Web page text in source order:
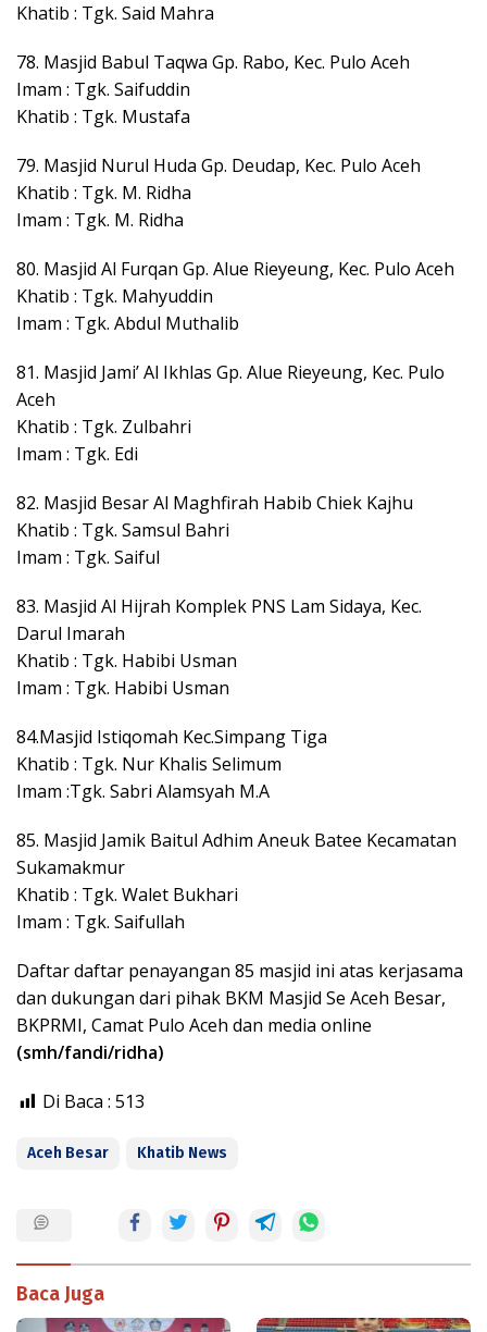
Khatib : Tgk. Said Mahra
78. Masjid Babul Taqwa Gp. Rabo, Kec. Pulo Aceh
Imam : Tgk. Saifuddin
Khatib : Tgk. Mustafa
79. Masjid Nurul Huda Gp. Deudap, Kec. Pulo Aceh
Khatib : Tgk. M. Ridha
Imam : Tgk. M. Ridha
80. Masjid Al Furqan Gp. Alue Rieyeung, Kec. Pulo Aceh
Khatib : Tgk. Mahyuddin
Imam : Tgk. Abdul Muthalib
81. Masjid Jami’ Al Ikhlas Gp. Alue Rieyeung, Kec. Pulo
Aceh
Khatib : Tgk. Zulbahri
Imam : Tgk. Edi
82. Masjid Besar Al Maghfirah Habib Chiek Kajhu
Khatib : Tgk. Samsul Bahri
Imam : Tgk. Saiful
83. Masjid Al Hijrah Komplek PNS Lam Sidaya, Kec.
Darul Imarah
Khatib : Tgk. Habibi Usman
Imam : Tgk. Habibi Usman
84.Masjid Istiqomah Kec.Simpang Tiga
Khatib : Tgk. Nur Khalis Selimum
Imam :Tgk. Sabri Alamsyah M.A
85. Masjid Jamik Baitul Adhim Aneuk Batee Kecamatan
Sukamakmur
Khatib : Tgk. Walet Bukhari
Imam : Tgk. Saifullah
Daftar daftar penayangan 85 masjid ini atas kerjasama
dan dukungan dari pihak BKM Masjid Se Aceh Besar,
BKPRMI, Camat Pulo Aceh dan media online
(smh/fandi/ridha)
Di Baca : 513
Aceh Besar Khatib News
Baca Juga